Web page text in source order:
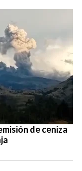
de ceniza